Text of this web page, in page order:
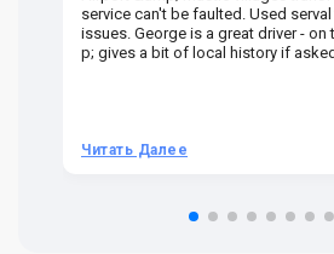
service can't be faulted. Used serval
issues. George is a great driver - on
p; gives a bit of local history if
Читать Далее